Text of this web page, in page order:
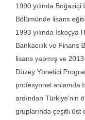
1990 yılında
Bölümünde lisans
1993 yılında İskoçya
Bankacılık ve Finans
lisans yapmış ve
Düzey Yönetici
profesyonel anlamda
ardından Türkiye’nin
gruplarında çeşitli üst